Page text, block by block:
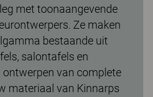
met toonaangevende
Ze maken
bestaande uit
salontafels en
van complete
materiaal van Kinnarps